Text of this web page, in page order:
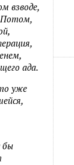
взводе,
Потом,
ада.
уже
бы